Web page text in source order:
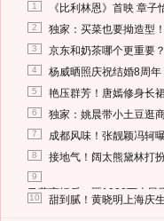
1 《比利林恩》首映 章
2 独家：买菜也要拗造型
3 京东和奶茶哪个更重要
4 杨威晒照庆祝结婚8周
5 艳压群芳！唐嫣修身长
6 独家：姚晨带小土豆逛
7 成都风味！张靓颖冯轲
8 接地气！阔太熊黛林打
9
马蓉离婚后，砸1000万人民
10 甜到腻！黄晓明上海庆